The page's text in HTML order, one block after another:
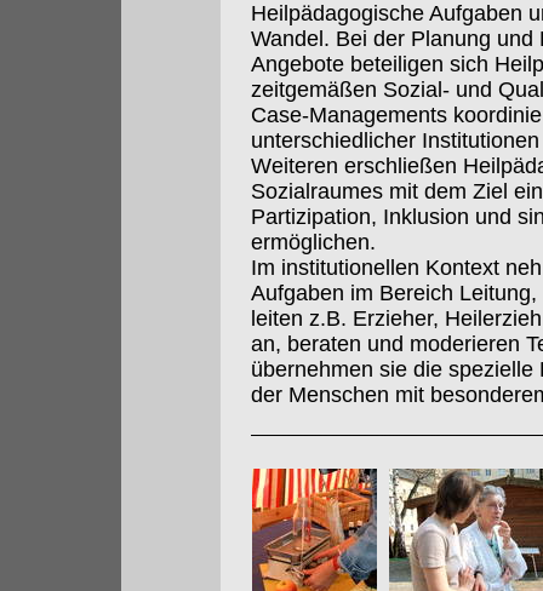
Heilpädagogische Aufgaben
Wandel. Bei der Planung
Angebote beteiligen sich
zeitgemäßen Sozial- und
Case-Managements
unterschiedlicher
Weiteren erschließen
Sozialraumes mit dem Ziel
Partizipation, Inklusion und
ermöglichen.
Im institutionellen Kontext
Aufgaben im Bereich
leiten z.B. Erzieher,
an, beraten und moderieren
übernehmen sie die
der Menschen mit